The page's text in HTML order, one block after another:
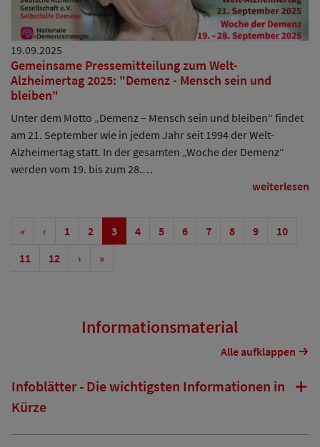
19.09.2025
Gemeinsame Pressemitteilung zum Welt-
Alzheimertag 2025: "Demenz - Mensch sein und
bleiben"
Unter dem Motto „Demenz – Mensch sein und bleiben“ findet
am 21. September wie in jedem Jahr seit 1994 der Welt-
Alzheimertag statt. In der gesamten „Woche der Demenz“
werden vom 19. bis zum 28.…
weiterlesen
« ‹ 1 2 3 4 5 6 7 8 9
10
11
12 › »
Informationsmaterial
Alle aufklappen
Infoblätter - Die wichtigsten Informationen in
Kürze